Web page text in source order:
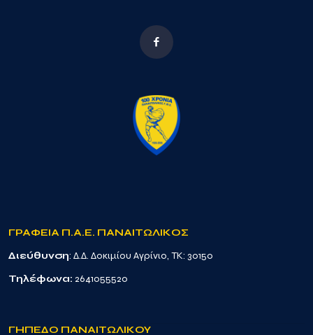
ΓΡΑΦΕΙΑ Π.Α.Ε. ΠΑΝΑΙΤΩΛΙΚΟΣ
Διεύθυνση: Δ.Δ. Δοκιμίου Αγρίνιο, TK: 30150
Τηλέφωνα: 2641055520
ΓΗΠΕΔΟ ΠΑΝΑΙΤΩΛΙΚΟΥ